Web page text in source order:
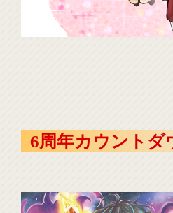
6周年カウントダ